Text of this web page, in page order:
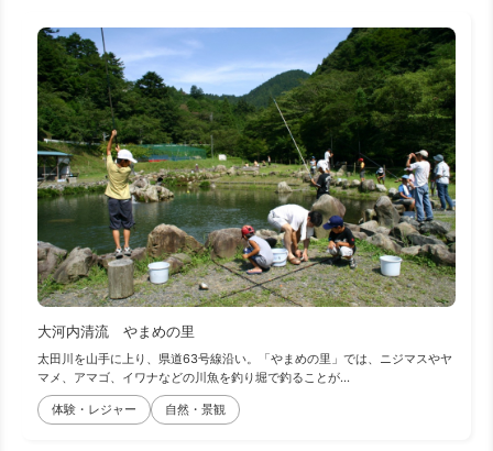
大河内清流 やまめの里
太田川を山手に上り、県道63号線沿い。「やまめの里」では、ニジマスやヤ
マメ、アマゴ、イワナなどの川魚を釣り堀で釣ることが...
体験・レジャー 自然・景観